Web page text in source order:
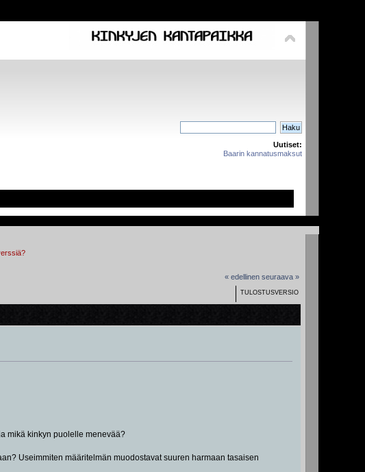
Uutiset:
Baarin kannatusmaksut
« edellinen seuraava »
TULOSTUSVERSIO
mikä kinkyn puolelle menevää?
Useimmiten määritelmän muodostavat suuren harmaan tasaisen